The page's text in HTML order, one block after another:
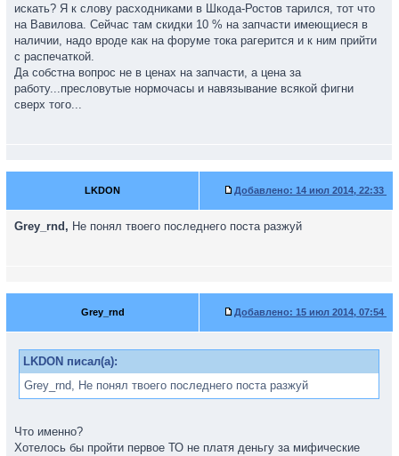
искать? Я к слову расходниками в Шкода-Ростов тарился, тот что
на Вавилова. Сейчас там скидки 10 % на запчасти имеющиеся в
наличии, надо вроде как на форуме тока рагерится и к ним прийти
с распечаткой.
Да собстна вопрос не в ценах на запчасти, а цена за
работу...пресловутые нормочасы и навязывание всякой фигни
сверх того...
LKDON Добавлено: 14 июл 2014, 22:33
Grey_rnd, Не понял твоего последнего поста разжуй
Grey_rnd Добавлено: 15 июл 2014, 07:54
LKDON писал(а):
Grey_rnd, Не понял твоего последнего поста разжуй
Что именно?
Хотелось бы пройти первое ТО не платя деньгу за мифические